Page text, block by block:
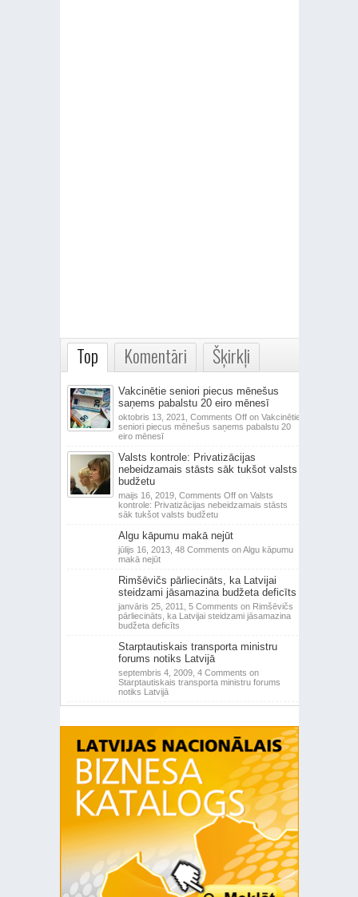
Top Komentāri Šķirkļi
Vakcinētie seniori piecus mēnešus
saņems pabalstu 20 eiro mēnesī
oktobris 13, 2021, Comments Offon Vakcinētie
seniori piecus mēnešus saņems pabalstu 20
eiro mēnesī
Valsts kontrole: Privatizācijas
nebeidzamais stāsts sāk tukšot valsts
budžetu
maijs 16, 2019, Comments Offon Valsts
kontrole: Privatizācijas nebeidzamais stāsts
sāk tukšot valsts budžetu
Algu kāpumu makā nejūt
jūlijs 16, 2013, 48 Comments on Algu kāpumu
makā nejūt
Rimšēvičs pārliecināts, ka Latvijai
steidzami jāsamazina budžeta deficīts
janvāris 25, 2011, 5 Comments on Rimšēvičs
pārliecināts, ka Latvijai steidzami jāsamazina
budžeta deficīts
Starptautiskais transporta ministru
forums notiks Latvijā
septembris 4, 2009, 4 Comments on
Starptautiskais transporta ministru forums
notiks Latvijā